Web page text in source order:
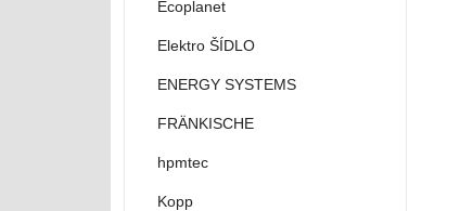
Ecoplanet
Elektro ŠÍDLO
ENERGY SYSTEMS
FRÄNKISCHE
hpmtec
Kopp